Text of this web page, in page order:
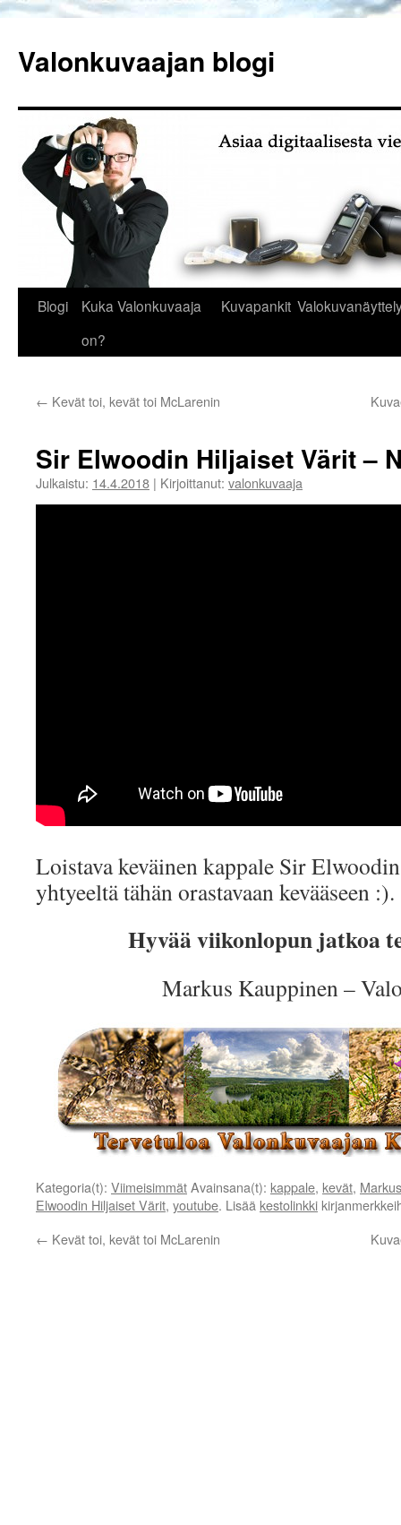
Valonkuvaajan blogi
Blogi
Kuka Valonkuvaaja
on?
Kuvapankit
← Kevät toi, kevät toi McLarenin
Sir Elwoodin Hiljaiset Värit –
Julkaistu: 14.4.2018 | Kirjoittanut: valonkuvaaja
Loistava keväinen kappale Sir
yhtyeeltä tähän orastavaan kevääseen :).
Hyvää viikonlopun jatkoa
Markus Kauppinen –
Kategoria(t): ViimeisimmätAvainsana(t): kappale, kevät,
Elwoodin Hiljaiset Värit, youtube. Lisää kestolinkki
← Kevät toi, kevät toi McLarenin